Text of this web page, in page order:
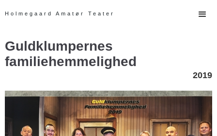
Holmegaard Amatør Teater
Guldklumpernes
familiehemmelighed
2019